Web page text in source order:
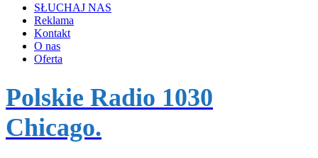
SŁUCHAJ NAS
Reklama
Kontakt
O nas
Oferta
Polskie Radio 1030
Chicago.